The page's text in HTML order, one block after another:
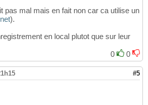
pas mal mais en fait non car ca utilise un
).
en local plutot que sur leur
0
0
#5